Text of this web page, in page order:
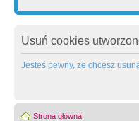
Usuń cookies
Jesteś pewny, że chcesz
Strona główna